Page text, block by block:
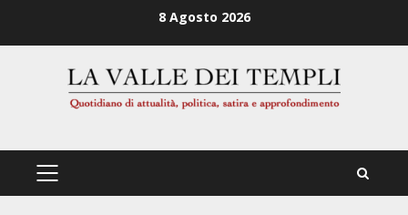
8 Agosto 2026
PRIMÄRES